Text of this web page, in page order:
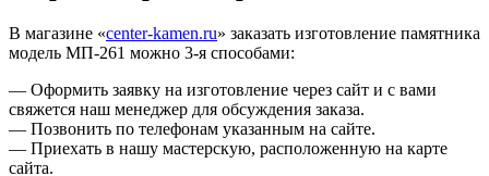
В магазине «center-kamen.ru» заказать изготовление памятника
модель МП-261 можно 3-я способами:
— Оформить заявку на изготовление через сайт и с вами
свяжется наш менеджер для обсуждения заказа.
— Позвонить по телефонам указанным на сайте.
— Приехать в нашу мастерскую, расположенную на карте
сайта.